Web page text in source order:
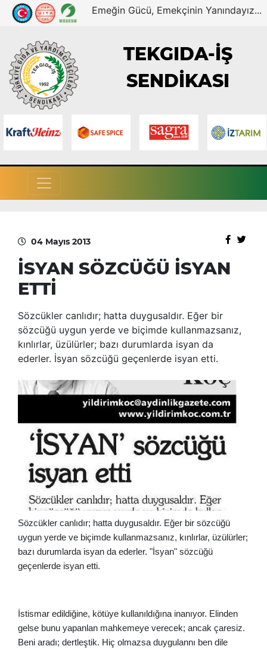
Emeğin Gücü, Emekçinin Yanındayız...
TEKGIDA-İŞ
SENDİKASI
04 Mayıs 2013
İSYAN SÖZCÜĞÜ İSYAN
ETTİ
Sözcükler canlıdır; hatta duygusaldır. Eğer bir
sözcüğü uygun yerde ve biçimde kullanmazsanız,
kınlırlar, üzülürler; bazı durumlarda isyan da
ederler. İsyan sözcüğü geçenlerde isyan etti.
Sözcükler canlıdır; hatta duygusaldır. Eğer bir sözcüğü
uygun yerde ve biçimde kullanmazsanız, kınlırlar, üzülürler;
bazı durumlarda isyan da ederler. "İsyan" sözcüğü
geçenlerde isyan etti.
İstismar edildiğine, kötüye kullanıldığına inanıyor. Elinden
gelse bunu yapanlan mahkemeye verecek; ancak çaresiz.
Beni aradı; dertleştik. Hiç olmazsa duygulannı ben dile